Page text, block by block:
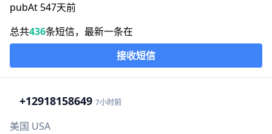
pubAt 547天前
总共436条短信，最新一条在
接收短信
+12918158649 7小时前
美国 USA